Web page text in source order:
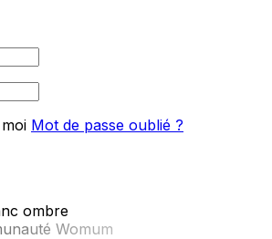
Mot de passe oublié ?
Womum